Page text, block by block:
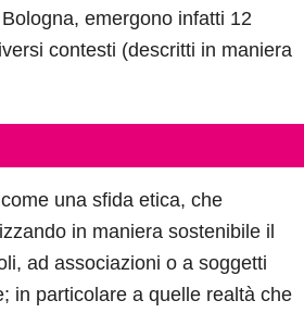
emergono infatti 12
contesti (descritti in maniera
una sfida etica, che
in maniera sostenibile il
ad associazioni o a soggetti
in particolare a quelle realtà che